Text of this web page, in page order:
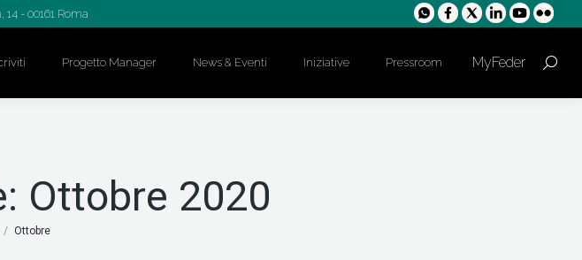
14 - 00161 Roma
Progetto Manager News & Eventi Iniziative Pressroom MyFeder Cerca:
Ottobre 2020
Ottobre